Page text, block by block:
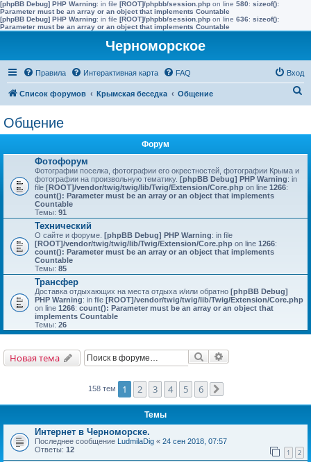
[phpBB Debug] PHP Warning: in file [ROOT]/phpbb/session.php on line 580: sizeof():
Parameter must be an array or an object that implements Countable
[phpBB Debug] PHP Warning: in file [ROOT]/phpbb/session.php on line 636: sizeof():
Parameter must be an array or an object that implements Countable
Черноморское
Правила Интерактивная карта FAQ Вход
Список форумов Крымская беседка Общение
Общение
Форум
Фотофорум
Фотографии поселка, фотографии его окрестностей, фотографии Крыма и
фотографии на произвольную тематику. [phpBB Debug] PHP Warning: in
file [ROOT]/vendor/twig/twig/lib/Twig/Extension/Core.php on line 1266:
count(): Parameter must be an array or an object that implements
Countable
Темы: 91
Технический
О сайте и форуме. [phpBB Debug] PHP Warning: in file
[ROOT]/vendor/twig/twig/lib/Twig/Extension/Core.php on line 1266:
count(): Parameter must be an array or an object that implements
Countable
Темы: 85
Трансфер
Доставка отдыхающих на места отдыха и/или обратно [phpBB Debug]
PHP Warning: in file [ROOT]/vendor/twig/twig/lib/Twig/Extension/Core.php
on line 1266: count(): Parameter must be an array or an object that
implements Countable
Темы: 26
Новая тема Поиск
158 тем 1 2 3 4 5 6
Темы
Интернет в Черноморске.
Последнее сообщение LudmilaDig « 24 сен 2018, 07:57
Ответы: 12 1 2